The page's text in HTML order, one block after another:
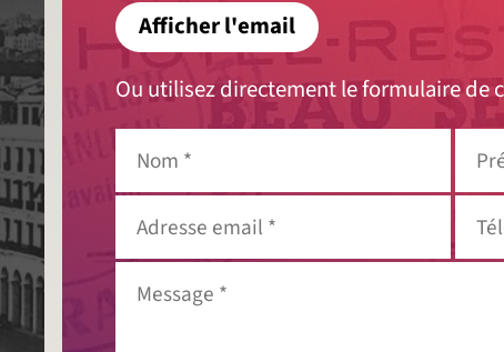
Afficher l'email
Ou utilisez directement le formulaire de
email
*